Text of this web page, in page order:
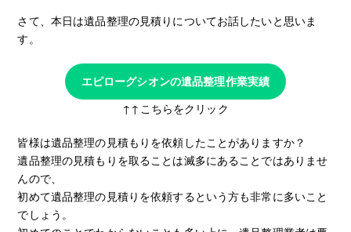
さて、本日は遺品整理の見積りについてお話したいと思いま
す。
エピローグシオンの遺品整理作業実績
↑↑こちらをクリック
皆様は遺品整理の見積もりを依頼したことがありますか？
遺品整理の見積もりを取ることは滅多にあることではありませ
んので、
初めて遺品整理の見積りを依頼するという方も非常に多いこと
でしょう。